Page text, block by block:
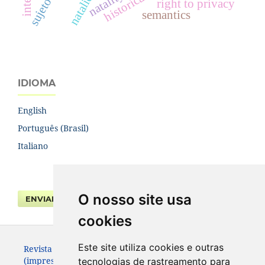
O nosso site usa
cookies
Este site utiliza cookies e outras
tecnologias de rastreamento para
right to privacy
semantics
IDIOMA
English
Português (Brasil)
Italiano
ENVIAR SUBMISSÃO
Revista da Faculdade de Direito UFPR. ISSN 0104-3315
(impresso – até 2013) e 2236-7284 (eletrônico).